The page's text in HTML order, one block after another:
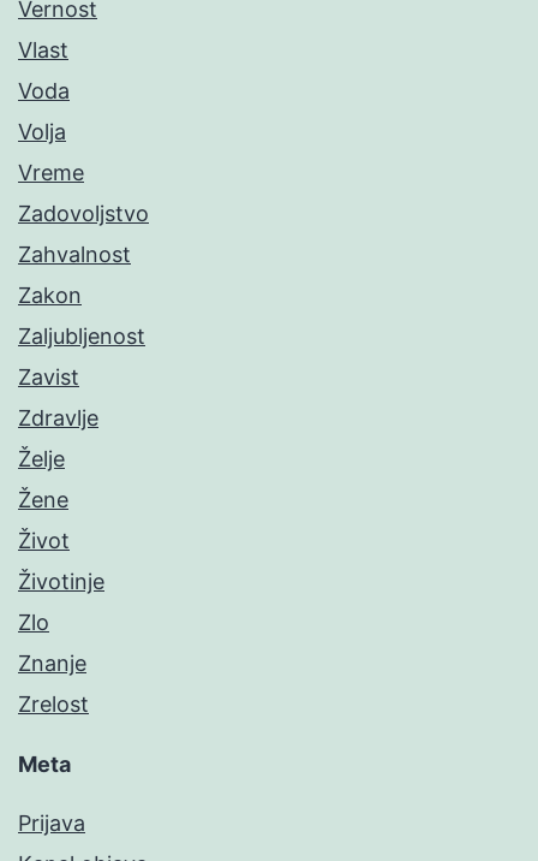
Vernost
Vlast
Voda
Volja
Vreme
Zadovoljstvo
Zahvalnost
Zakon
Zaljubljenost
Zavist
Zdravlje
Želje
Žene
Život
Životinje
Zlo
Znanje
Zrelost
Meta
Prijava